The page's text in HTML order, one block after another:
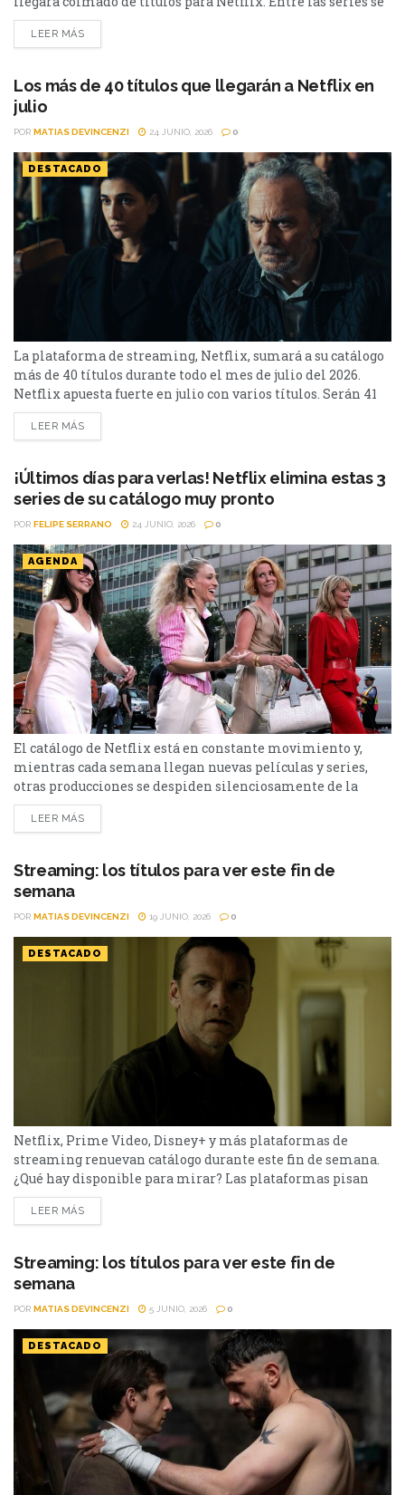
destacan: Moria y la segunda parte de Cien Años de
Soledad, además de Toda la verdad de mis mentiras. Como
de...
LEER MÁS
Los más de 40 títulos que llegarán a Netflix en
julio
POR MATIAS DEVINCENZI 24 JUNIO, 2026 0
DESTACADO
La plataforma de streaming, Netflix, sumará a su catálogo
más de 40 títulos durante todo el mes de julio del 2026.
Netflix apuesta fuerte en julio con varios títulos. Serán 41
en total, entre los que se destacan: La casa de la pradera,
Heartstopper Forever y Enola Holmes 3. La lista completa,
LEER MÁS
¡Últimos días para verlas! Netflix elimina estas 3
series de su catálogo muy pronto
POR FELIPE SERRANO 24 JUNIO, 2026 0
AGENDA
El catálogo de Netflix está en constante movimiento y,
mientras cada semana llegan nuevas películas y series,
otras producciones se despiden silenciosamente de la
plataforma. Esta vez, tres títulos muy diferentes entre sí
abandonarán el servicio en los próximos días: El bosque,
pendientes o pensabas volver a verlas,...
LEER MÁS
Streaming: los títulos para ver este fin de
semana
POR MATIAS DEVINCENZI 19 JUNIO, 2026 0
DESTACADO
Netflix, Prime Video, Disney+ y más plataformas de
streaming renuevan catálogo durante este fin de semana.
¿Qué hay disponible para mirar? Las plataformas pisan
fuerte con una batería de lanzamientos que combinan
producciones locales y adaptaciones ambiciosas.
el menú tiene de todo. I Will Find You - Netflix Te
encontraré es una miniserie basada en...
LEER MÁS
Streaming: los títulos para ver este fin de
semana
POR MATIAS DEVINCENZI 5 JUNIO, 2026 0
DESTACADO